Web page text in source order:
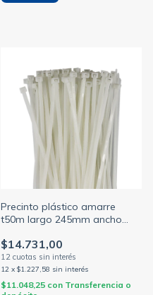
Precinto plástico amarre
t50m largo 245mm ancho
(HELLERMANN)
$14.731,00
12 x $1.227,58 sin interés
$11.048,25 con Transferencia o